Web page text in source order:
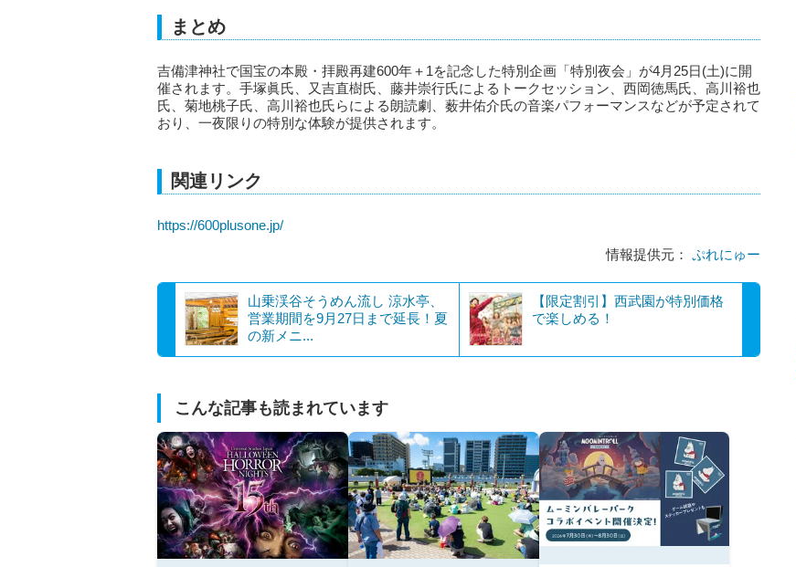
まとめ
吉備津神社で国宝の本殿・拝殿再建600年＋1を記念した特別企画「特別夜会」が4月25日(土)に開
催されます。手塚眞氏、又吉直樹氏、藤井崇行氏によるトークセッション、西岡徳馬氏、高川裕也
氏、菊地桃子氏、高川裕也氏らによる朗読劇、薮井佑介氏の音楽パフォーマンスなどが予定されて
おり、一夜限りの特別な体験が提供されます。
関連リンク
https://600plusone.jp/
情報提供元： ぷれにゅー
山乗渓谷そうめん流し 涼水亭、
営業期間を9月27日まで延長！夏
の新メニ...
【限定割引】西武園が特別価格
で楽しめる！
こんな記事も読まれています